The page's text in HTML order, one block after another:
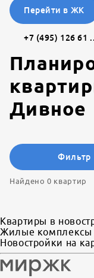
Перейти в ЖК
+7 (495) 126 61 ..
Дивное
Фильтр
Найдено 0 квартир
Квартиры в
Жилые комплексы
Новостройки на